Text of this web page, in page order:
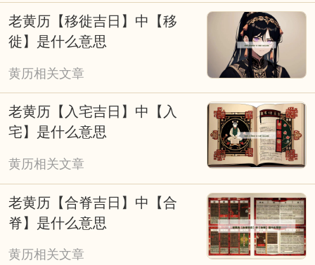
活的期许，而非单纯依赖吉凶标注的盲目跟
风。无需盲目依赖，可将其作为参考，结合科
学规划与积极心态，兼顾传统民俗与现代生活
节奏，让择吉成为美好期许的寄托，而非行动
的桎梏。
老黄历【移徙吉日】中【移
徙】是什么意思
黄历相关文章
老黄历【入宅吉日】中【入
宅】是什么意思
黄历相关文章
老黄历【合脊吉日】中【合
脊】是什么意思
黄历相关文章